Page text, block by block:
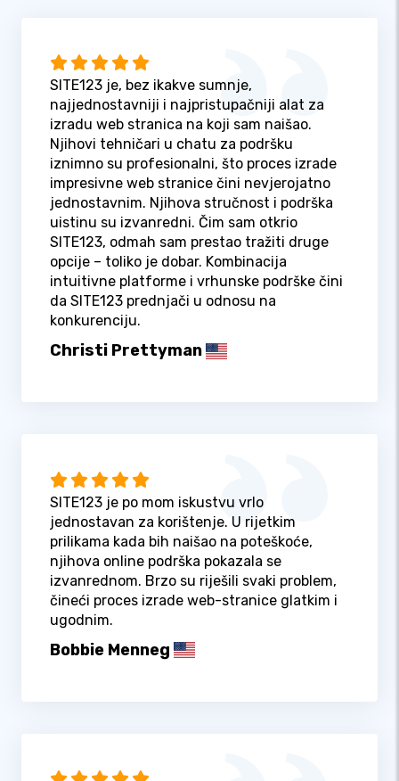
SITE123 je, bez ikakve sumnje,
najjednostavniji i najpristupačniji alat za
izradu web stranica na koji sam naišao.
Njihovi tehničari u chatu za podršku
iznimno su profesionalni, što proces izrade
impresivne web stranice čini nevjerojatno
jednostavnim. Njihova stručnost i podrška
uistinu su izvanredni. Čim sam otkrio
SITE123, odmah sam prestao tražiti druge
opcije – toliko je dobar. Kombinacija
intuitivne platforme i vrhunske podrške čini
da SITE123 prednjači u odnosu na
konkurenciju.
Christi Prettyman
SITE123 je po mom iskustvu vrlo
jednostavan za korištenje. U rijetkim
prilikama kada bih naišao na poteškoće,
njihova online podrška pokazala se
izvanrednom. Brzo su riješili svaki problem,
čineći proces izrade web-stranice glatkim i
ugodnim.
Bobbie Menneg